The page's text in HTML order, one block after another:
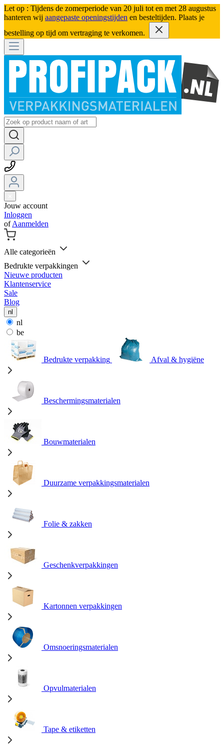
Let op : Tijdens de zomerperiode van 20 juli tot en met 28 augustus
hanteren wij aangepaste openingstijden en besteltijden. Plaats je
bestelling op tijd om vertraging te verkomen.
Jouw account
Inloggen
ofAanmelden
Alle categorieën
Bedrukte verpakkingen
Nieuwe producten
Klantenservice
Sale
Blog
nl
nl
be
Bedrukte verpakking Afval & hygiëne
Beschermingsmaterialen
Bouwmaterialen
Duurzame verpakkingsmaterialen
Folie & zakken
Geschenkverpakkingen
Kartonnen verpakkingen
Omsnoeringsmaterialen
Opvulmaterialen
Tape & etiketten